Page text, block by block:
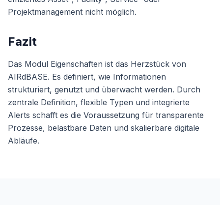
Projektmanagement nicht möglich.
Fazit
Das Modul Eigenschaften ist das Herzstück von
AIRdBASE. Es definiert, wie Informationen
strukturiert, genutzt und überwacht werden. Durch
zentrale Definition, flexible Typen und integrierte
Alerts schafft es die Voraussetzung für transparente
Prozesse, belastbare Daten und skalierbare digitale
Abläufe.